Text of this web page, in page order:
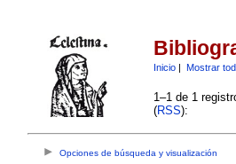
Inicio| Mostrar
1–1 de 1
(RSS):
Opciones de búsqueda y visualización